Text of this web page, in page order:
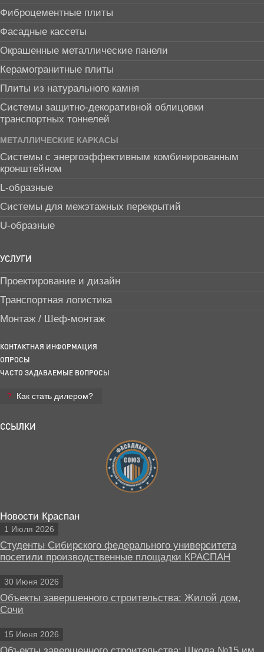
Фиброцементные плиты
Фасадные кассеты
Окрашенные металлические панели
Керамогранитные плиты
Плиты из натурального камня
Системы защитно-декоративной облицовки
транспортных тоннелей
МЕТАЛЛИЧЕСКИЕ КАРКАСЫ
Системы с энергоэффективным комбинированным
кронштейном
L-образные
Системы для межэтажных перекрытий
U-образные
УСЛУГИ
Проектирование и дизайн
Транспортная логистика
Монтаж / Шеф-монтаж
КОНТАКТНАЯ ИНФОРМАЦИЯ
ОПРОСЫ
ЧАСТО ЗАДАВАЕМЫЕ ВОПРОСЫ
Как стать дилером?
ССЫЛКИ
Новости Краспан
1 Июля 2026
Студенты Сибирского федерального университета
посетили производственные площадки КРАСПАН
30 Июня 2026
Объекты завершенного строительства: Жилой дом,
Сочи
15 Июня 2026